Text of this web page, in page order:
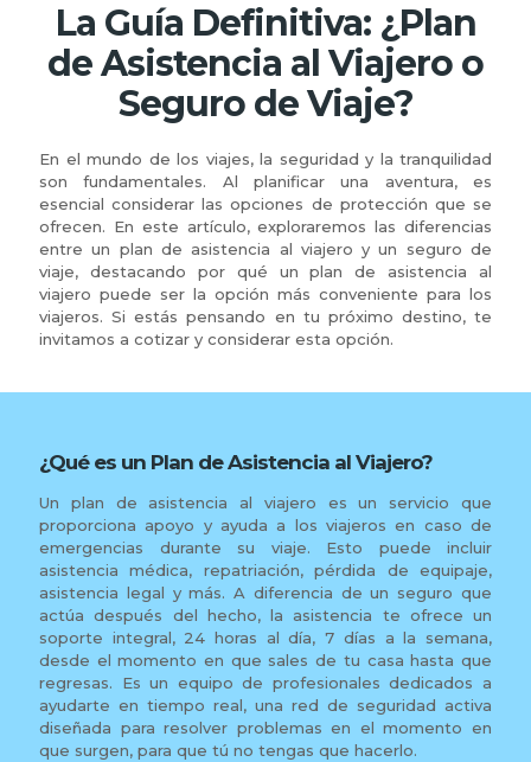
La Guía Definitiva: ¿Plan
de Asistencia al Viajero o
Seguro de Viaje?
En el mundo de los viajes, la seguridad y la tranquilidad
son fundamentales. Al planificar una aventura, es
esencial considerar las opciones de protección que se
ofrecen. En este artículo, exploraremos las diferencias
entre un plan de asistencia al viajero y un seguro de
viaje, destacando por qué un plan de asistencia al
viajero puede ser la opción más conveniente para los
viajeros. Si estás pensando en tu próximo destino, te
invitamos a cotizar y considerar esta opción.
¿Qué es un Plan de Asistencia al Viajero?
Un plan de asistencia al viajero es un servicio que
proporciona apoyo y ayuda a los viajeros en caso de
emergencias durante su viaje. Esto puede incluir
asistencia médica, repatriación, pérdida de equipaje,
asistencia legal y más. A diferencia de un seguro que
actúa después del hecho, la asistencia te ofrece un
soporte integral, 24 horas al día, 7 días a la semana,
desde el momento en que sales de tu casa hasta que
regresas. Es un equipo de profesionales dedicados a
ayudarte en tiempo real, una red de seguridad activa
diseñada para resolver problemas en el momento en
que surgen, para que tú no tengas que hacerlo.